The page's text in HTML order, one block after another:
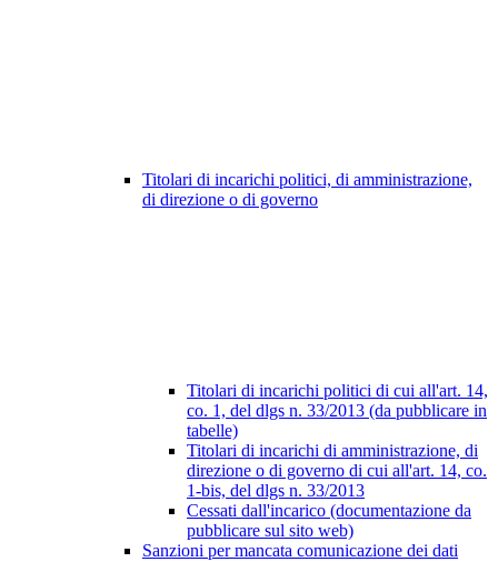
Titolari di incarichi politici, di amministrazione,
di direzione o di governo
Titolari di incarichi politici di cui all'art. 14,
co. 1, del dlgs n. 33/2013 (da pubblicare in
tabelle)
Titolari di incarichi di amministrazione, di
direzione o di governo di cui all'art. 14, co.
1-bis, del dlgs n. 33/2013
Cessati dall'incarico (documentazione da
pubblicare sul sito web)
Sanzioni per mancata comunicazione dei dati